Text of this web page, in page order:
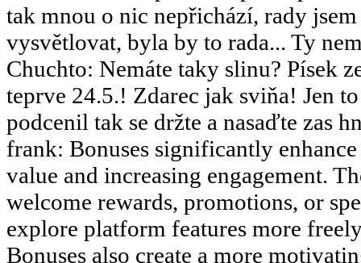
tak mnou o nic nepřichází, rady
vysvětlovat, byla by to rada... Ty
Chuchto: Nemáte taky slinu? Písek
teprve 24.5.! Zdarec jak sviňa! Jen
podcenil tak se držte a nasaďte zas
frank: Bonuses significantly
value and increasing engagement.
welcome rewards, promotions, or
explore platform features more
Bonuses also create a more